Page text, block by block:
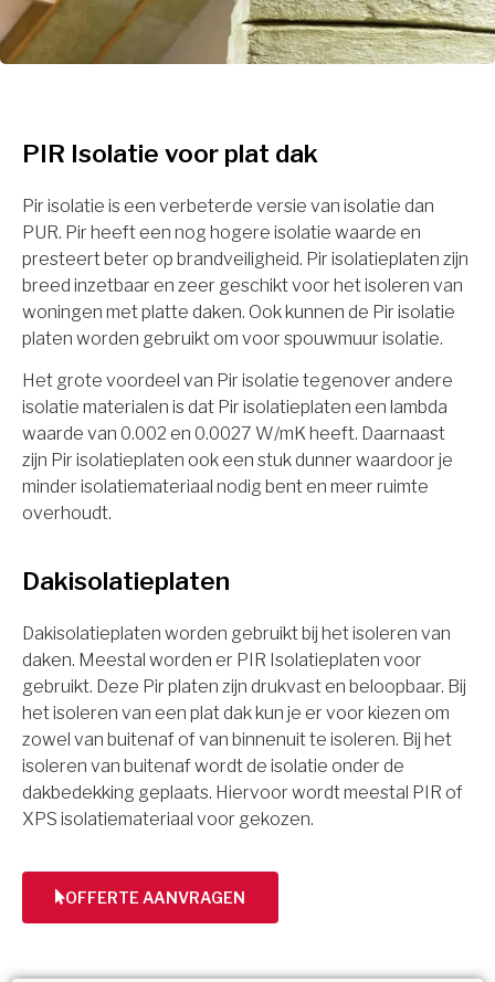
PIR Isolatie voor plat dak
Pir isolatie is een verbeterde versie van isolatie dan
PUR. Pir heeft een nog hogere isolatie waarde en
presteert beter op brandveiligheid. Pir isolatieplaten zijn
breed inzetbaar en zeer geschikt voor het isoleren van
woningen met platte daken. Ook kunnen de Pir isolatie
platen worden gebruikt om voor spouwmuur isolatie.
Het grote voordeel van Pir isolatie tegenover andere
isolatie materialen is dat Pir isolatieplaten een lambda
waarde van 0.002 en 0.0027 W/mK heeft. Daarnaast
zijn Pir isolatieplaten ook een stuk dunner waardoor je
minder isolatiemateriaal nodig bent en meer ruimte
overhoudt.
Dakisolatieplaten
Dakisolatieplaten worden gebruikt bij het isoleren van
daken. Meestal worden er PIR Isolatieplaten voor
gebruikt. Deze Pir platen zijn drukvast en beloopbaar. Bij
het isoleren van een plat dak kun je er voor kiezen om
zowel van buitenaf of van binnenuit te isoleren. Bij het
isoleren van buitenaf wordt de isolatie onder de
dakbedekking geplaats. Hiervoor wordt meestal PIR of
XPS isolatiemateriaal voor gekozen.
OFFERTE AANVRAGEN